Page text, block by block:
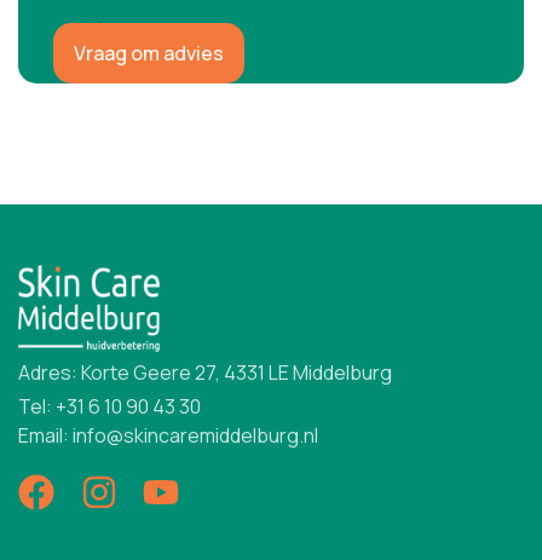
Vraag om advies
Adres: Korte Geere 27, 4331 LE Middelburg
Tel: +31 6 10 90 43 30
Email: info@skincaremiddelburg.nl